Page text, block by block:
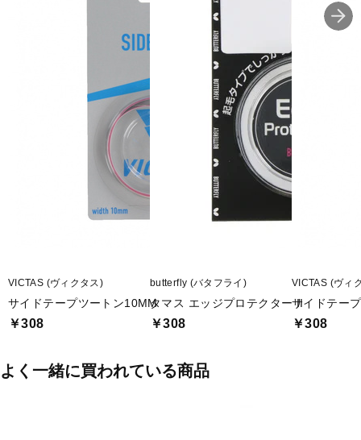
VICTAS (ヴィクタス)
サイドテープツートン10MM
￥308
butterfly (バタフライ)
タマス エッジプロテクター II
￥308
VICTAS (ヴィ
サイドテー
￥308
よく一緒に買われている商品